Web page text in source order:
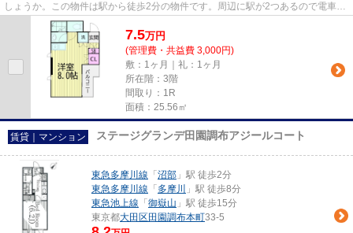
しょうか。この物件は駅から徒歩2分の物件です。周辺に駅が2つあるので電車で
の移動が便利です。マンショ...
7.5万円
(管理費・共益費 3,000円)
敷：1ヶ月｜礼：1ヶ月
所在階：3階
間取り：1R
面積：25.56㎡
賃貸｜マンション ステージグランデ田園調布アジールコート
東急多摩川線 「 沼部 」駅 徒歩2分
東急多摩川線 「 多摩川
」駅 徒歩8分
東急池上線 「 御嶽山 」駅 徒歩15分
東京都大田区 田園調布本町33-5